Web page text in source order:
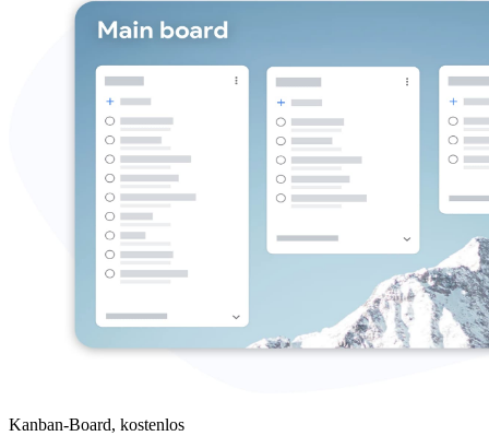
Kanban-Board, kostenlos